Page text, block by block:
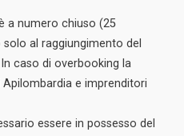
a numero chiuso (25
al raggiungimento del
caso di overbooking la
e imprenditori
essere in possesso del